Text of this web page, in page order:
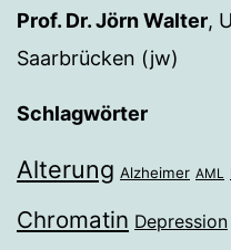
Prof. Dr. Jörn Walter,
Saarbrücken (jw)
Schlagwörter
Alterung Alzheimer AML
Chromatin Depression